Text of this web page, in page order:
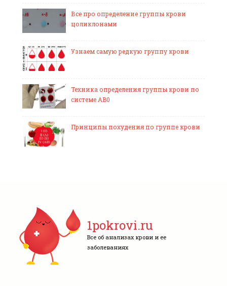
Все про определение группы крови
цоликлонами
Узнаем самую редкую группу крови
Техника определения группы крови по
системе AB0
Принципы похудения по группе крови
1pokrovi.ru
Все об анализах крови и ее
заболеваниях